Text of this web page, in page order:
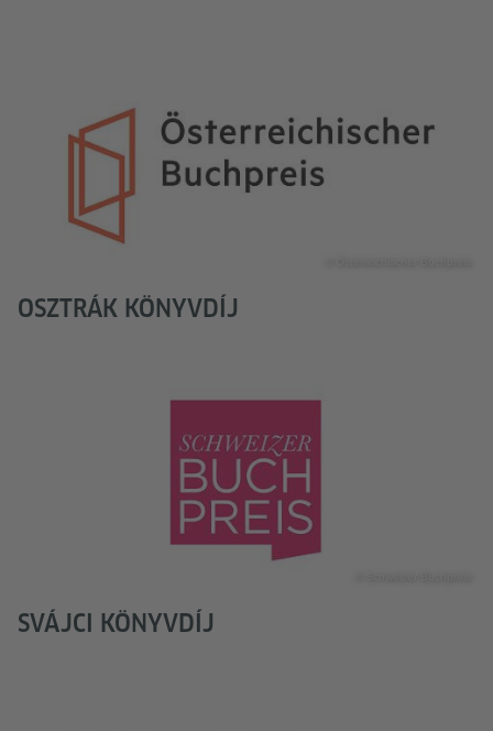
OSZTRÁK KÖNYVDÍJ
SVÁJCI KÖNYVDÍJ